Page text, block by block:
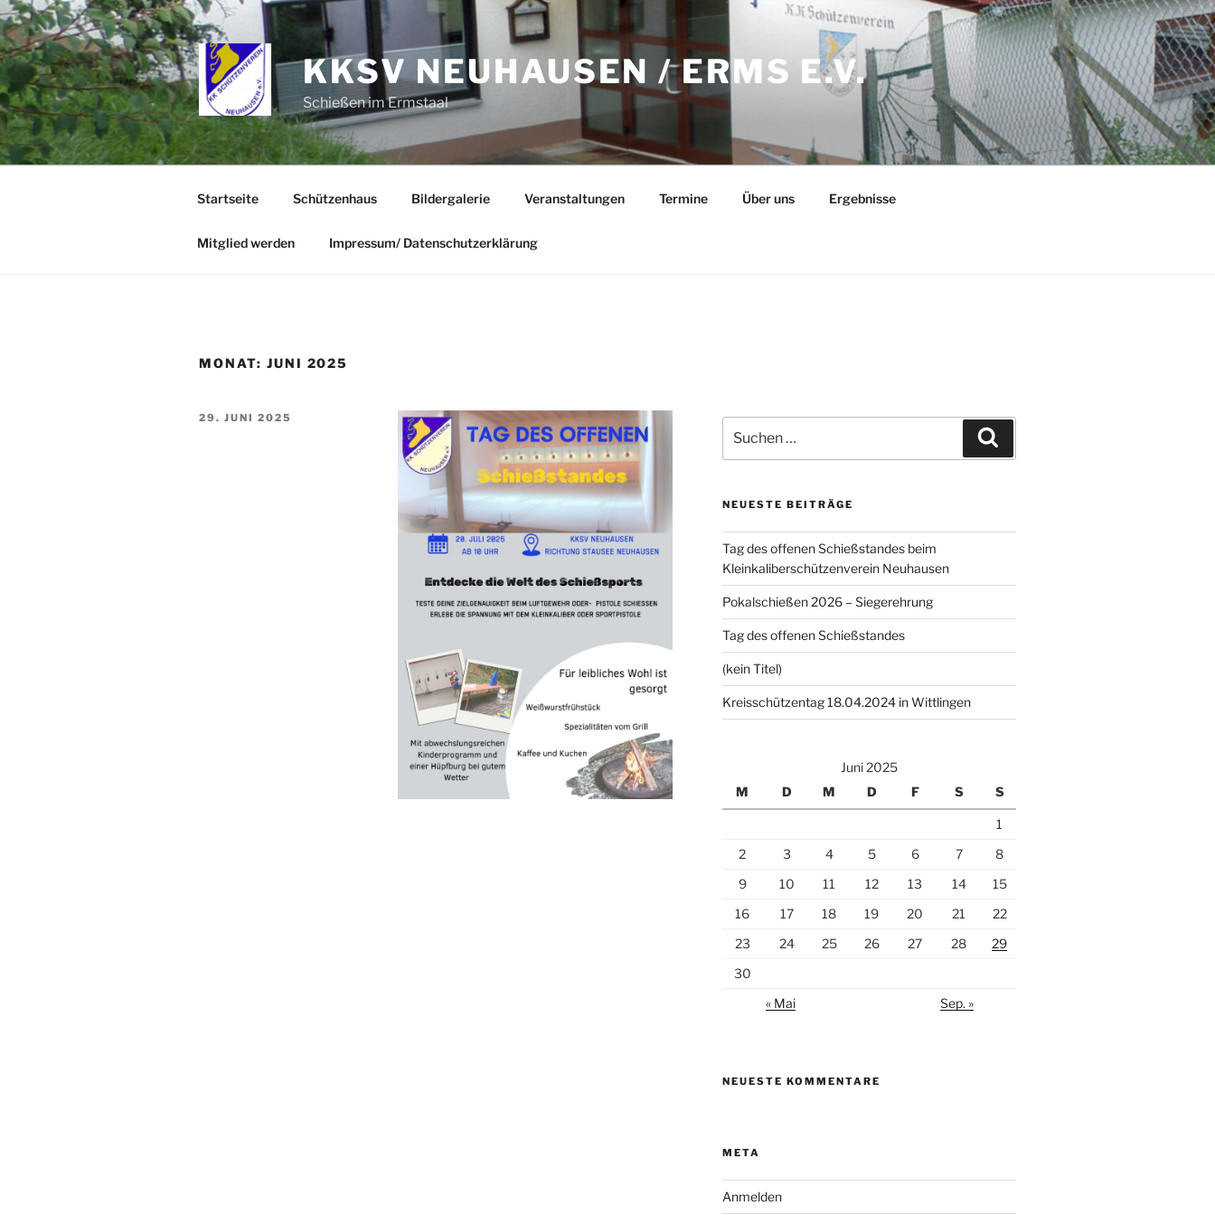
Zum
Inhalt
springen
KKSV NEUHAUSEN / ERMS E.V.
Schießen im Ermstaal
Startseite Schützenhaus Bildergalerie Veranstaltungen Termine Über uns Ergebnisse
Mitglied werden Impressum/ Datenschutzerklärung
MONAT: JUNI 2025
VERÖFFENTLICHT
29. JUNI 2025
nach:
NEUESTE BEITRÄGE
Tag des offenen Schießstandes beim
Kleinkaliberschützenverein Neuhausen
Pokalschießen 2026 – Siegerehrung
Tag des offenen Schießstandes
(kein Titel)
Kreisschützentag 18.04.2024 in Wittlingen
Juni 2025
M
D M D F S S
1
2
3 4 5 6 7
8
9
10 11 12 13 14
15
16
17 18 19 20 21
22
23
24 25 26 27 28
29
30
« Mai
Sep. »
NEUESTE KOMMENTARE
META
Anmelden